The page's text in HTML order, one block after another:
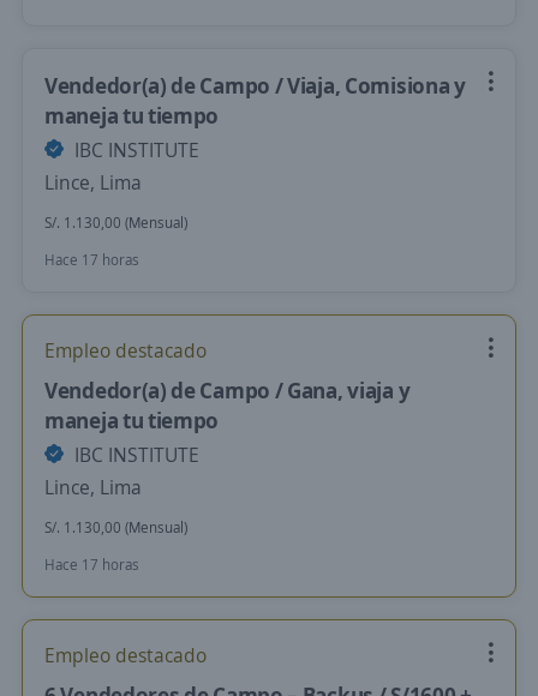
Vendedor(a) de Campo / Viaja, Comisiona y
maneja tu tiempo
IBC INSTITUTE
Lince, Lima
S/. 1.130,00 (Mensual)
Hace 17 horas
Empleo destacado
Vendedor(a) de Campo / Gana, viaja y
maneja tu tiempo
IBC INSTITUTE
Lince, Lima
S/. 1.130,00 (Mensual)
Hace 17 horas
Empleo destacado